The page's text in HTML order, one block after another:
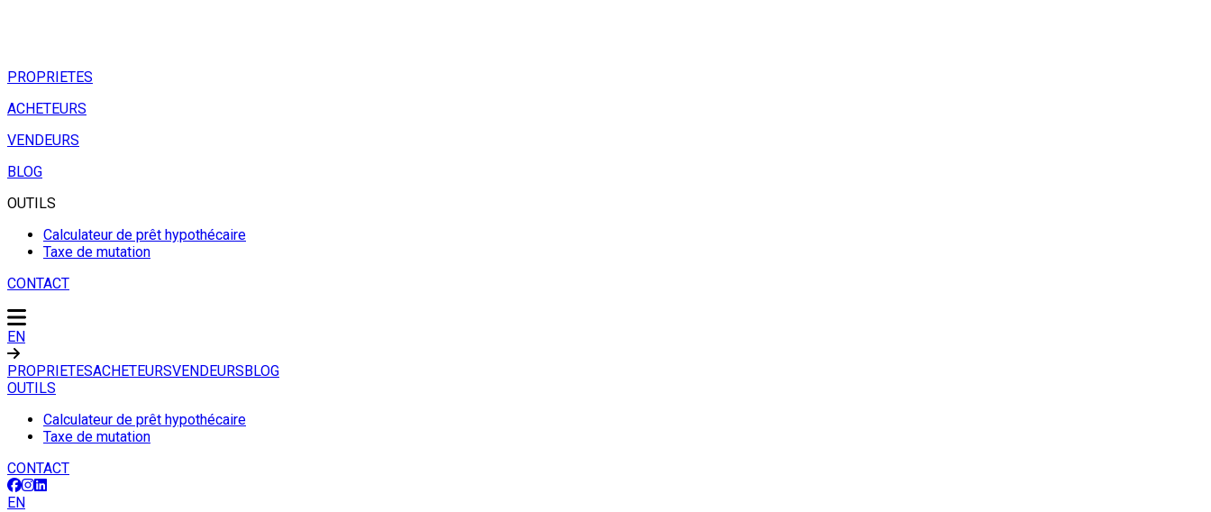
PROPRIETES
ACHETEURS
VENDEURS
BLOG
OUTILS
Calculateur de prêt hypothécaire
Taxe de mutation
CONTACT
EN
PROPRIETESACHETEURSVENDEURSBLOG
OUTILS
Calculateur de prêt hypothécaire
Taxe de mutation
CONTACT
EN